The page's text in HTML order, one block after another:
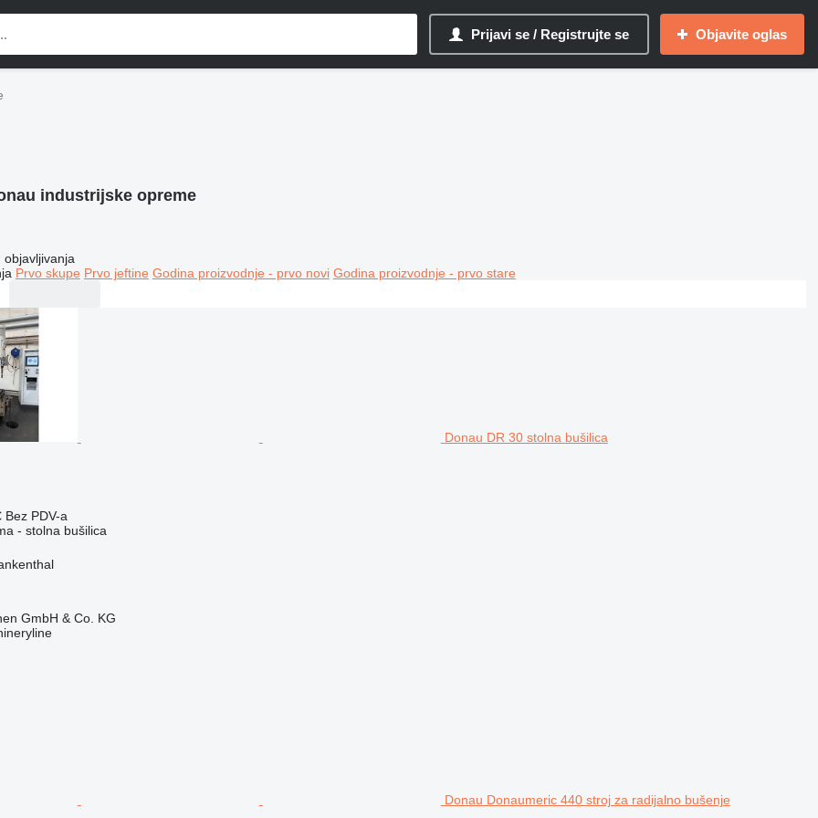
Prijavi se / Registrujte se Objavite oglas
industrijske opreme
objavljivanja
Prvo skupe Prvo jeftine Godina proizvodnje - prvo novi Godina proizvodnje - prvo stare
Donau DR 30 stolna bušilica
Bez PDV-a
- stolna bušilica
GmbH & Co. KG
Donau Donaumeric 440 stroj za radijalno bušenje